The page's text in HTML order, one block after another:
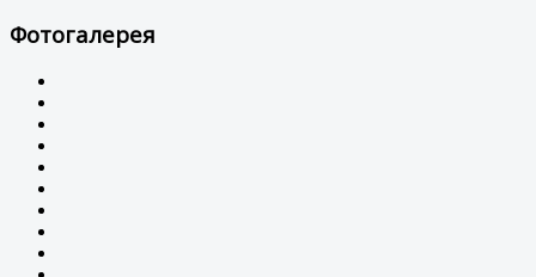
Фотогалерея